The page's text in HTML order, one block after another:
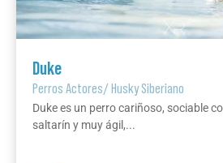
Duke
Perros Actores/Husky Siberiano
Duke es un perro cariñoso, sociable
saltarín y muy ágil,...